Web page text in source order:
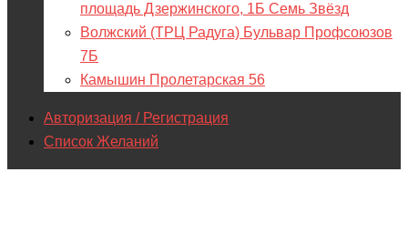
площадь Дзержинского, 1Б Семь Звёзд
Волжский (ТРЦ Радуга) Бульвар Профсоюзов
7Б
Камышин Пролетарская 56
Авторизация / Регистрация
Список Желаний